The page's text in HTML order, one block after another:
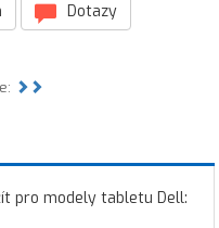
Dotazy
pro modely tabletu Dell: